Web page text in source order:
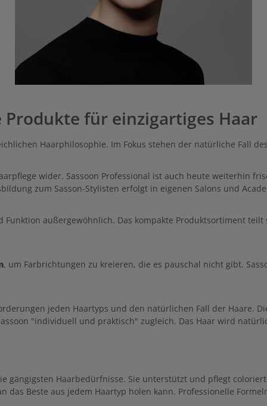
für einzigartiges Haar
Haarphilosophie. Im Fokus stehen der natürliche Fall
wider. Sassoon Professional ist auch heute weiterhin
zum Sasson-Stylisten erfolgt in eigenen Salons und
Funktion außergewöhnlich. Das kompakte Produktsortiment
, um Farbrichtungen zu kreieren, die es pauschal nicht gibt.
jeden Haartyps und den natürlichen Fall der Haare.
"individuell und praktisch" zugleich. Das Haar wird
gängigsten Haarbedürfnisse. Sie unterstützt und pflegt
Beste aus jedem Haartyp holen kann. Professionelle